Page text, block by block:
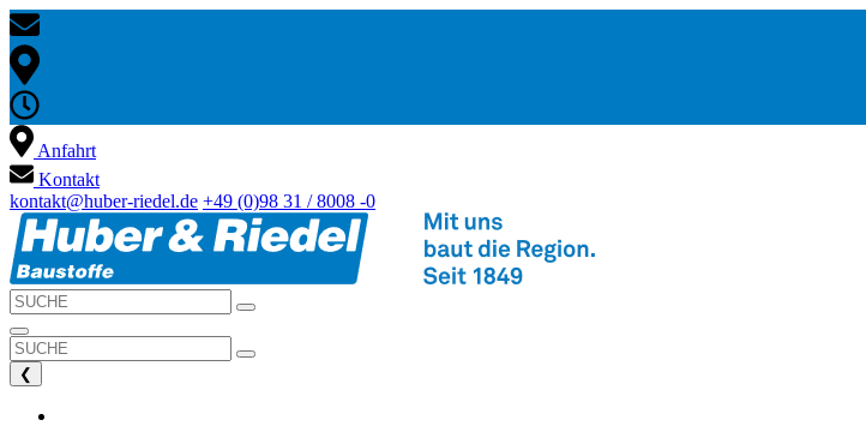
Anfahrt
Kontakt
kontakt@huber-riedel.de +49 (0)98 31 / 8008 -0
❮